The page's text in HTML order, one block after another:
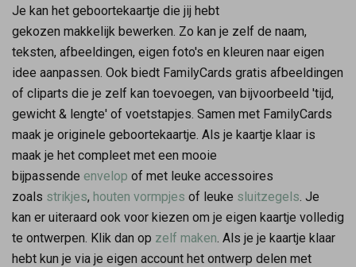
Je kan het geboortekaartje die jij hebt
gekozen makkelijk bewerken. Zo kan je zelf de naam,
teksten, afbeeldingen, eigen foto's en kleuren naar eigen
idee aanpassen. Ook biedt FamilyCards gratis afbeeldingen
of cliparts die je zelf kan toevoegen, van bijvoorbeeld 'tijd,
gewicht & lengte' of voetstapjes. Samen met FamilyCards
maak je originele geboortekaartje. Als je kaartje klaar is
maak je het compleet met een mooie
bijpassende envelop of met leuke accessoires
zoals strikjes, houten vormpjes of leuke sluitzegels . Je
kan er uiteraard ook voor kiezen om je eigen kaartje volledig
te ontwerpen. Klik dan op zelf maken . Als je je kaartje klaar
hebt kun je via je eigen account het ontwerp delen met